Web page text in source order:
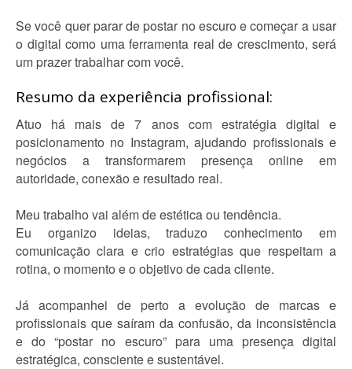
Se você quer parar de postar no escuro e começar a usar
o digital como uma ferramenta real de crescimento, será
um prazer trabalhar com você.
Resumo da experiência profissional:
Atuo há mais de 7 anos com estratégia digital e
posicionamento no Instagram, ajudando profissionais e
negócios a transformarem presença online em
autoridade, conexão e resultado real.
Meu trabalho vai além de estética ou tendência.
Eu organizo ideias, traduzo conhecimento em
comunicação clara e crio estratégias que respeitam a
rotina, o momento e o objetivo de cada cliente.
Já acompanhei de perto a evolução de marcas e
profissionais que saíram da confusão, da inconsistência
e do “postar no escuro” para uma presença digital
estratégica, consciente e sustentável.